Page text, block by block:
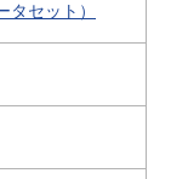
セット）